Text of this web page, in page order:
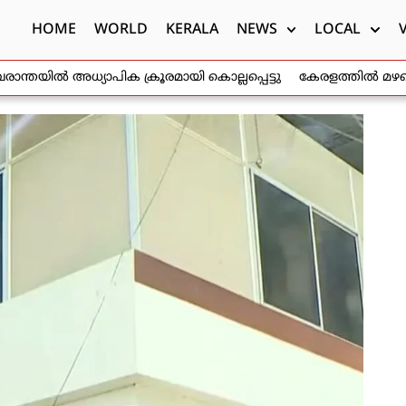
HOME WORLD KERALA NEWS LOCAL
അധ്യാപിക ക്രൂരമായി കൊല്ലപ്പെട്ടു കേരളത്തിൽ